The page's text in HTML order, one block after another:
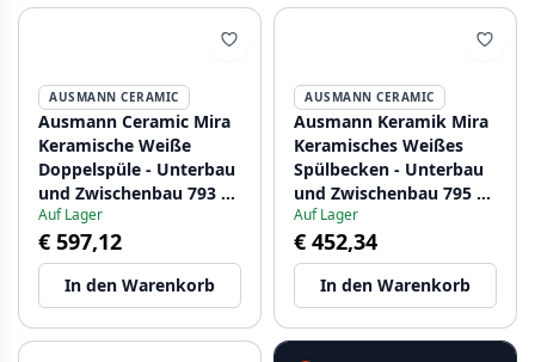
AUSMANN CERAMIC
Ausmann Ceramic Mira
Keramische Weiße
Doppelspüle - Unterbau
und Zwischenbau 793 x
450 mm mit
Armaturenlochbank
und Gun-Metal-Stecker
1208971478
Auf Lager
€ 597,12
In den Warenkorb
AUSMANN CERAMIC
Ausmann Keramik Mira
Keramisches Weißes
Spülbecken - Unterbau
und Zwischenbau 795 x
460 mm 1208970515
Auf Lager
€ 452,34
In den Warenkorb